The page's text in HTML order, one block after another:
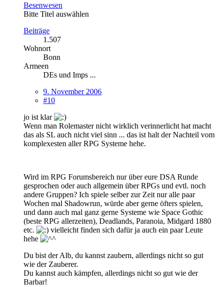
Besenwesen
Bitte Titel auswählen
Beiträge
1.507
Wohnort
Bonn
Armeen
DEs und Imps ...
9. November 2006
#10
jo ist klar
Wenn man Rolemaster nicht wirklich verinnerlicht hat macht
das als SL auch nicht viel sinn ... das ist halt der Nachteil vom
komplexesten aller RPG Systeme hehe.
Wird im RPG Forumsbereich nur über eure DSA Runde
gesprochen oder auch allgemein über RPGs und evtl. noch
andere Gruppen? Ich spiele selber zur Zeit nur alle paar
Wochen mal Shadowrun, würde aber gerne öfters spielen,
und dann auch mal ganz gerne Systeme wie Space Gothic
(beste RPG allerzeiten), Deadlands, Paranoia, Midgard 1880
etc.
vielleicht finden sich dafür ja auch ein paar Leute
hehe
Du bist der Alb, du kannst zaubern, allerdings nicht so gut
wie der Zauberer.
Du kannst auch kämpfen, allerdings nicht so gut wie der
Barbar!